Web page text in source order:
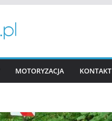
MOTORYZACJA KONTAKT